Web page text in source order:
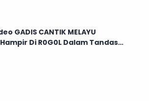
GADIS CANTIK MELAYU
Hampir Di R0G0L Dalam Tandas